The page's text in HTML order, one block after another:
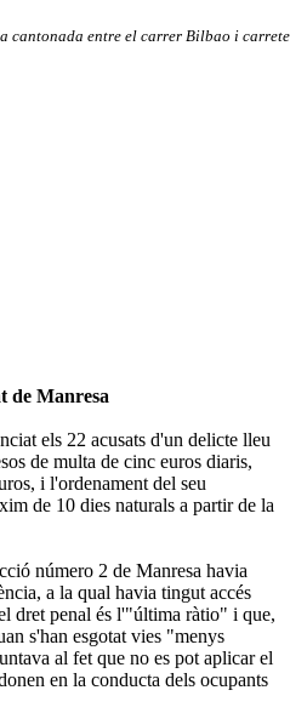
cantonada entre el carrer Bilbao i
de Manresa
els 22 acusats d'un delicte lleu
de multa de cinc euros diaris,
i l'ordenament del seu
de 10 dies naturals a partir de la
número 2 de Manresa havia
a la qual havia tingut accés
dret penal és l'"última ràtio" i que,
s'han esgotat vies "menys
al fet que no es pot aplicar el
en la conducta dels ocupants